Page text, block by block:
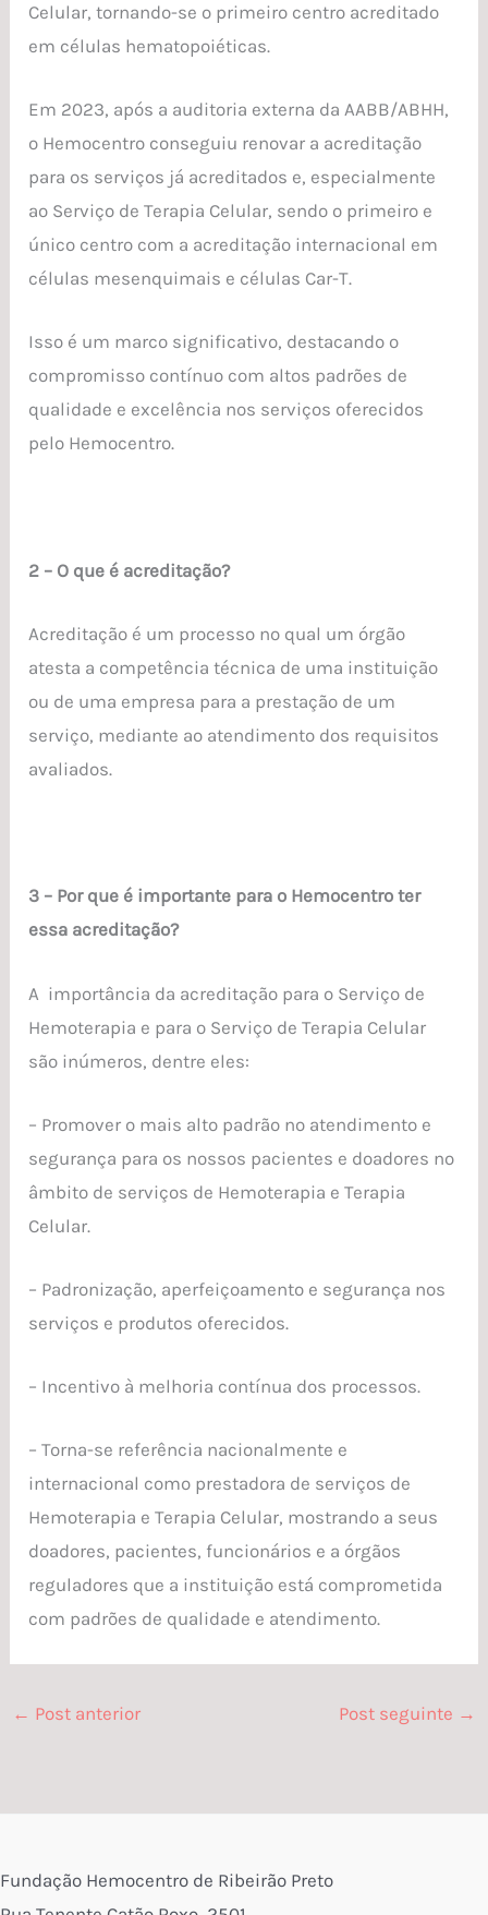
Celular, tornando-se o primeiro centro acreditado
em células hematopoiéticas.
Em 2023, após a auditoria externa da AABB/ABHH,
o Hemocentro conseguiu renovar a acreditação
para os serviços já acreditados e, especialmente
ao Serviço de Terapia Celular, sendo o primeiro e
único centro com a acreditação internacional em
células mesenquimais e células Car-T.
Isso é um marco significativo, destacando o
compromisso contínuo com altos padrões de
qualidade e excelência nos serviços oferecidos
pelo Hemocentro.
2 – O que é acreditação?
Acreditação é um processo no qual um órgão
atesta a competência técnica de uma instituição
ou de uma empresa para a prestação de um
serviço, mediante ao atendimento dos requisitos
avaliados.
3 – Por que é importante para o Hemocentro ter
essa acreditação?
A importância da acreditação para o Serviço de
Hemoterapia e para o Serviço de Terapia Celular
são inúmeros, dentre eles:
– Promover o mais alto padrão no atendimento e
segurança para os nossos pacientes e doadores no
âmbito de serviços de Hemoterapia e Terapia
Celular.
– Padronização, aperfeiçoamento e segurança nos
serviços e produtos oferecidos.
– Incentivo à melhoria contínua dos processos.
– Torna-se referência nacionalmente e
internacional como prestadora de serviços de
Hemoterapia e Terapia Celular, mostrando a seus
doadores, pacientes, funcionários e a órgãos
reguladores que a instituição está comprometida
com padrões de qualidade e atendimento.
← Post anterior Post seguinte →
Fundação Hemocentro de Ribeirão Preto